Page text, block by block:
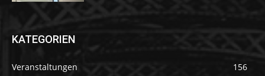
KATEGORIEN
Veranstaltungen
156